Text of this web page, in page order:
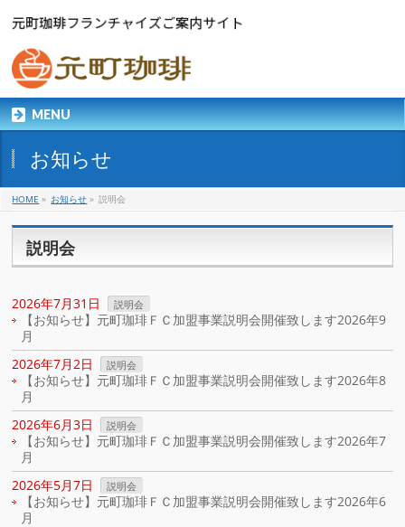
MENU
お知らせ
HOME » お知らせ » 説明会
説明会
2026年7月31日 説明会
【お知らせ】元町珈琲ＦＣ加盟事業説明会開催致します2026年9
月
2026年7月2日
説明会
【お知らせ】元町珈琲ＦＣ加盟事業説明会開催致します2026年8
月
2026年6月3日
説明会
【お知らせ】元町珈琲ＦＣ加盟事業説明会開催致します2026年7
月
2026年5月7日
説明会
【お知らせ】元町珈琲ＦＣ加盟事業説明会開催致します2026年6
月